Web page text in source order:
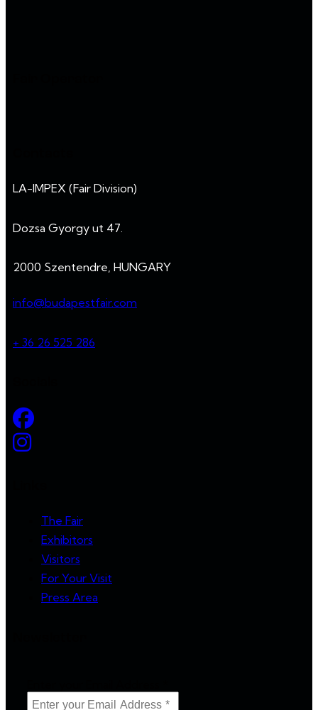
LA-IMPEX (Fair Division)
Dozsa Gyorgy ut 47.
2000 Szentendre, HUNGARY
info@budapestfair.com
+ 36 26 525 286
The Fair
Exhibitors
Visitors
For Your Visit
Press Area